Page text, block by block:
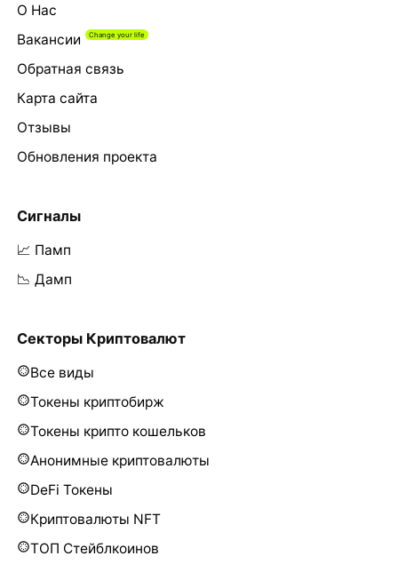
О Нас
Вакансии
Обратная связь
Карта сайта
Отзывы
Обновления проекта
Сигналы
📈 Памп
📉 Дамп
Секторы Криптовалют
Все виды
Токены криптобирж
Токены крипто кошельков
Анонимные криптовалюты
DeFi Токены
Криптовалюты NFT
ТОП Стейблкоинов